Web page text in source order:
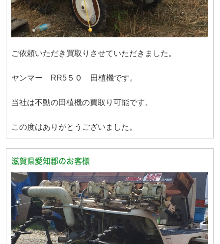
ご依頼いただき買取りさせていただきました。
ヤンマー RR5５０ 田植機です。
当社は不動の田植機の買取り可能です。
この度はありがとうございました。
滋賀県愛知郡のお客様